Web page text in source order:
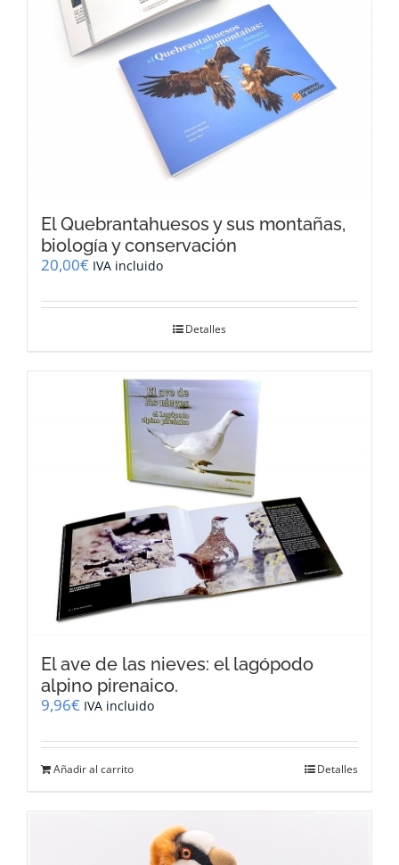
El Quebrantahuesos y sus montañas,
biología y conservación
20,00€ IVA incluido
Detalles
El ave de las nieves: el lagópodo
alpino pirenaico.
9,96€ IVA incluido
Añadir al carrito Detalles